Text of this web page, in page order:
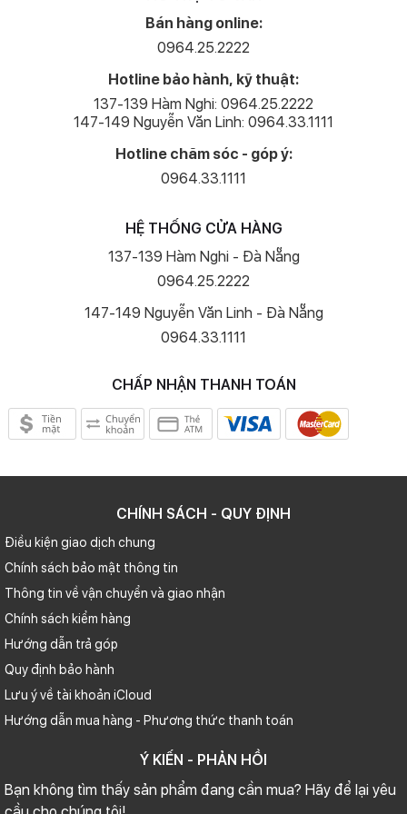
Chụp ảnh và quay video macro
Với iPhone 13 Pro, những chi tiết nhỏ nhất cũng có thể biến thành
sương đều được tái hiện sắc nét.
Không chỉ chụp ảnh, iPhone 13 Pro còn là chiếc điện thoại đầu tiên
có thể quay video
macro
Bán hàng online:
0964.25.2222
Hotline bảo hành, kỹ thuật:
137-139 Hàm Nghi: 0964.25.2222
147-149 Nguyễn Văn Linh: 0964.33.1111
Hotline chăm sóc - góp ý:
0964.33.1111
HỆ THỐNG CỬA HÀNG
137-139 Hàm Nghi - Đà Nẵng
0964.25.2222
147-149 Nguyễn Văn Linh - Đà Nẵng
0964.33.1111
CHẤP NHẬN THANH TOÁN
CHÍNH SÁCH - QUY ĐỊNH
Điều kiện giao dịch chung
Chính sách bảo mật thông tin
Thông tin về vận chuyển và giao nhận
Chính sách kiểm hàng
Hướng dẫn trả góp
Quy định bảo hành
Lưu ý về tài khoản iCloud
Hướng dẫn mua hàng - Phương thức thanh toán
Ý KIẾN - PHẢN HỒI
Bạn không tìm thấy sản phẩm đang cần mua? Hãy để lại yêu